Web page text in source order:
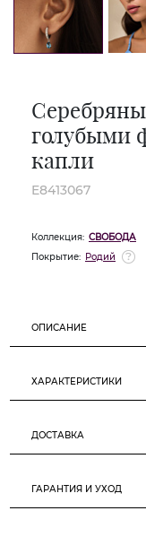
голубыми
капли
E8413067
Коллекция: СВОБОДА
Покрытие: Родий
ОПИСАНИЕ
ХАРАКТЕРИСТИКИ
ДОСТАВКА
ГАРАНТИЯ И УХОД